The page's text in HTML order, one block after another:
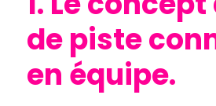
de piste
en équipe.